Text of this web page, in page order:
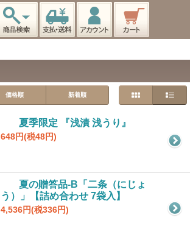
価格順 新着順
夏季限定 『浅漬 浅うり』
648円(税48円)
夏の贈答品-B「二条（にじょ
う）」【詰め合わせ 7袋入】
4,536円(税336円)